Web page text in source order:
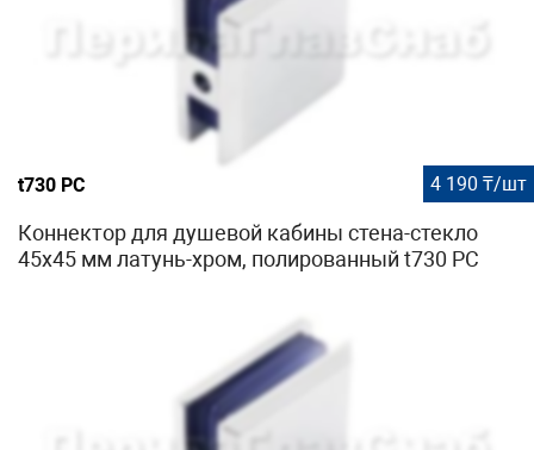
t730 PC 4 190 ₸/шт
Коннектор для душевой кабины стена-стекло
45х45 мм латунь-хром, полированный t730 PC